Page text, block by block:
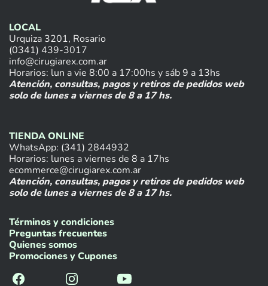
LOCAL
Urquiza 3201, Rosario
(0341) 439-3017
info@cirugiarex.com.ar
Horarios: lun a vie 8:00 a 17:00hs y sáb 9 a 13hs
Atención, consultas, pagos y retiros de pedidos web
solo de lunes a viernes de 8 a 17 hs.
TIENDA ONLINE
WhatsApp: (341) 2844932
Horarios: lunes a viernes de 8 a 17hs
ecommerce@cirugiarex.com.ar
Atención, consultas, pagos y retiros de pedidos web
solo de lunes a viernes de 8 a 17 hs.
Términos y condiciones
Preguntas frecuentes
Quienes somos
Promociones y Cupones